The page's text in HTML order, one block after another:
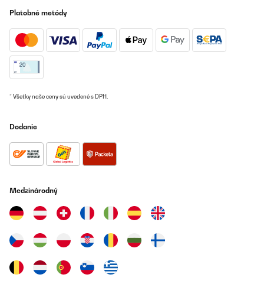
Platobné metódy
* Všetky naše ceny sú uvedené s DPH.
Dodanie
Medzinárodný